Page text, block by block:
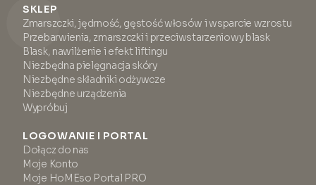
SKLEP
Zmarszczki, jędrność, gęstość włosów i wsparcie wzrostu
Przebarwienia, zmarszczki i przeciwstarzeniowy blask
Blask, nawilżenie i efekt liftingu
Niezbędna pielęgnacja skóry
Niezbędne składniki odżywcze
Niezbędne urządzenia
Wypróbuj
LOGOWANIE I PORTAL
Dołącz do nas
Moje Konto
Moje HoMEso Portal PRO